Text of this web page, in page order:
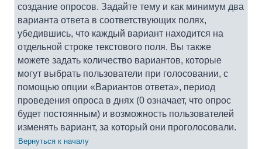
создание опросов. Задайте тему и как минимум два
варианта ответа в соответствующих полях,
убедившись, что каждый вариант находится на
отдельной строке текстового поля. Вы также
можете задать количество вариантов, которые
могут выбрать пользователи при голосовании, с
помощью опции «Вариантов ответа», период
проведения опроса в днях (0 означает, что опрос
будет постоянным) и возможность пользователей
изменять вариант, за который они проголосовали.
Вернуться к началу